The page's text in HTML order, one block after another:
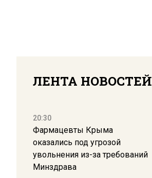
ЛЕНТА НОВОСТЕЙ
20:30
Фармацевты Крыма
оказались под угрозой
увольнения из-за требований
Минздрава